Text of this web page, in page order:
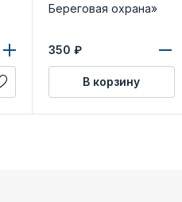
Береговая охрана»
350 ₽
В корзину